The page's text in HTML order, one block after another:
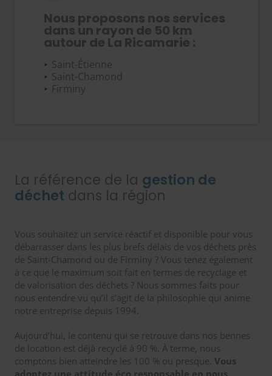
Nous proposons nos services
dans un rayon de 50 km
autour de La Ricamarie :
Saint-Étienne
Saint-Chamond
Firminy
La référence de la gestion de
déchet dans la région
Vous souhaitez un service réactif et disponible pour vous
débarrasser dans les plus brefs délais de vos déchets près
de Saint-Chamond ou de Firminy ? Vous tenez également
à ce que le maximum soit fait en termes de recyclage et
de valorisation des déchets ? Nous sommes faits pour
nous entendre vu qu’il s’agit de la philosophie qui anime
notre entreprise depuis 1994.
Aujourd’hui, le contenu qui se retrouve dans nos bennes
de location est déjà recyclé à 90 %. À terme, nous
comptons bien atteindre les 100 % ou presque. Vous